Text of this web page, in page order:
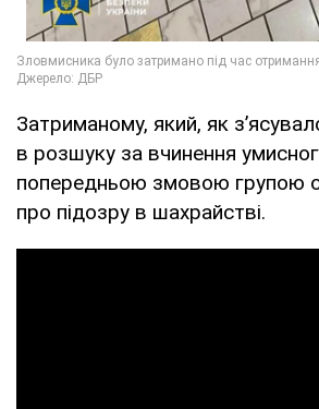
Затриманому, який, як
в розшуку за вчинення
попередньою змовою групою
про підозру в шахрайстві.